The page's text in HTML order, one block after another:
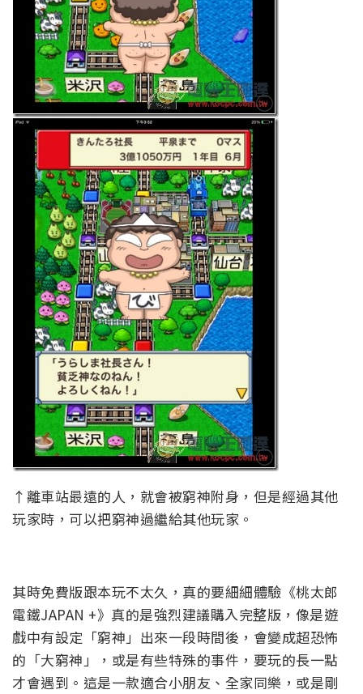
↑離車站最遠的人，就會被窮神附身，但是經過其他
玩家時，可以把窮神過繼給其他玩家。
其時免費版跟本玩不太久，真的要細細體驗《桃太郎
電鐵JAPAN +》真的是強烈建議購入完整版，像是遊
戲中有設定「窮神」出來一段時間後，會變成超恐怖
的「大窮神」，或是有些特殊的事件，要玩的長一點
才會遇到。這是一款適合小朋友、全家同樂，或是剛